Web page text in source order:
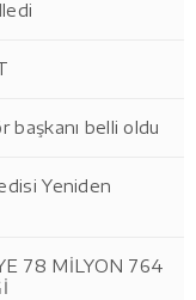
başkanı belli oldu
Yeniden
78 MİLYON 764